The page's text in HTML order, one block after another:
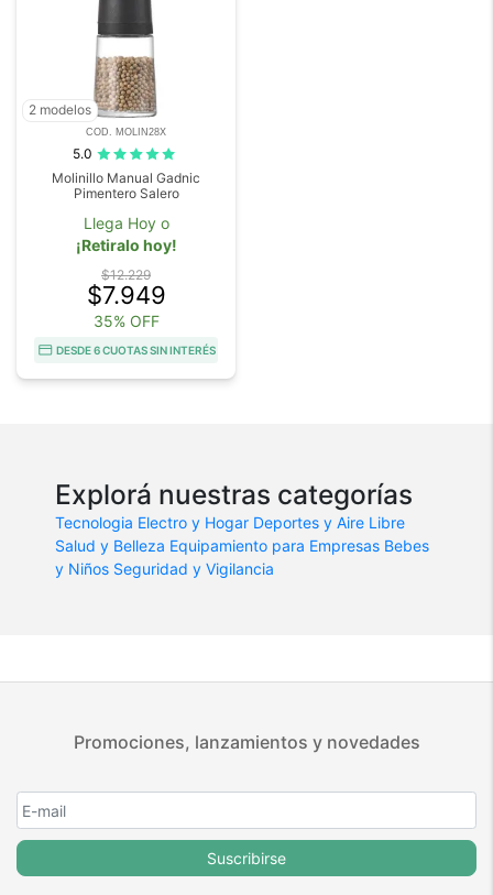
2 modelos
COD. MOLIN28X
5.0
Molinillo Manual Gadnic
Pimentero Salero
Llega Hoy o
¡Retiralo hoy!
$12.229
$7.949
35% OFF
DESDE 6 CUOTAS SIN INTERÉS
Explorá nuestras categorías
Tecnologia Electro y Hogar Deportes y Aire Libre
Salud y Belleza Equipamiento para Empresas Bebes
y Niños Seguridad y Vigilancia
Promociones, lanzamientos y novedades
Suscribirse